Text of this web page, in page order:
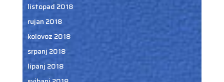
listopad 2018
rujan 2018
kolovoz 2018
srpanj 2018
lipanj 2018